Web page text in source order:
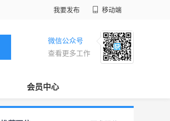
我要发布 移动端
微信公众号
查看更多工作
会员中心